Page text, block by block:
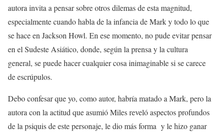
autora invita a pensar sobre otros dilemas de esta magnitud,
especialmente cuando habla de la infancia de Mark y todo lo que
se hace en Jackson Howl. En ese momento, no pude evitar pensar
en el Sudeste Asiático, donde, según la prensa y la cultura
general, se puede hacer cualquier cosa inimaginable si se carece
de escrúpulos.
Debo confesar que yo, como autor, habría matado a Mark, pero la
autora con la actitud que asumió Miles reveló aspectos profundos
de la psiquis de este personaje, le dio más forma y le hizo ganar